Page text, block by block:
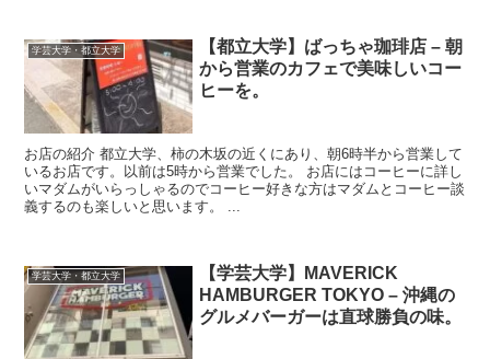
学芸大学・都立大学
【都立大学】ばっちゃ珈琲店 – 朝
から営業のカフェで美味しいコー
ヒーを。
お店の紹介 都立大学、柿の木坂の近くにあり、朝6時半から営業して
いるお店です。以前は5時から営業でした。 お店にはコーヒーに詳し
いマダムがいらっしゃるのでコーヒー好きな方はマダムとコーヒー談
義するのも楽しいと思います。 ...
学芸大学・都立大学
【学芸大学】MAVERICK
HAMBURGER TOKYO – 沖縄の
グルメバーガーは直球勝負の味。